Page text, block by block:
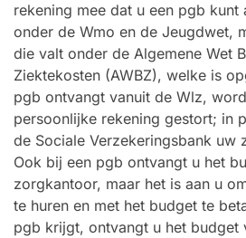
rekening mee dat u een pgb
onder de Wmo en de Jeugdwet,
die valt onder de Algemene Wet
Ziektekosten (AWBZ), welke is
pgb ontvangt vanuit de Wlz,
persoonlijke rekening gestort; in
de Sociale Verzekeringsbank uw
Ook bij een pgb ontvangt u het
zorgkantoor, maar het is aan u
te huren en met het budget te
pgb krijgt, ontvangt u het budget